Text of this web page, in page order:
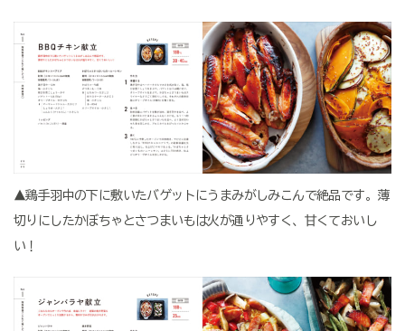
▲鶏手羽中の下に敷いたバゲットにうまみがしみこんで絶品です。薄
切りにしたかぼちゃとさつまいもは火が通りやすく、甘くておいし
い！